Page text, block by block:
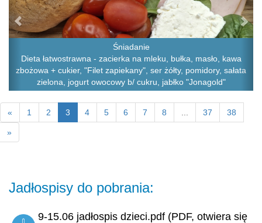
Śniadanie
Dieta łatwostrawna - zacierka na mleku, bułka, masło, kawa
zbożowa + cukier, "Filet zapiekany", ser żółty, pomidory, sałata
zielona, jogurt owocowy b/ cukru, jabłko "Jonagold"
« 1 2 3 4 5 6 7 8 37 38
»
Jadłospisy do pobrania:
9-15.06 jadłospis dzieci.pdf (PDF, otwiera się